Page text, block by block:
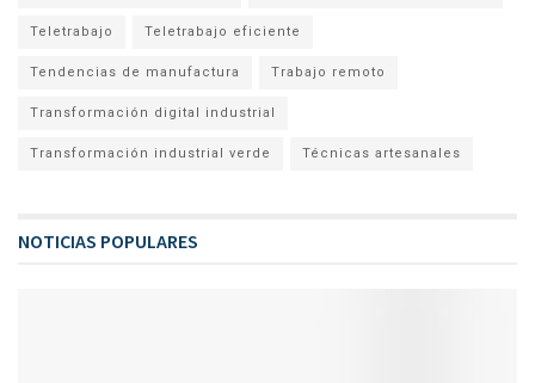
Teletrabajo Teletrabajo eficiente
Tendencias de manufactura Trabajo remoto
Transformación digital industrial
Transformación industrial verde Técnicas artesanales
NOTICIAS POPULARES